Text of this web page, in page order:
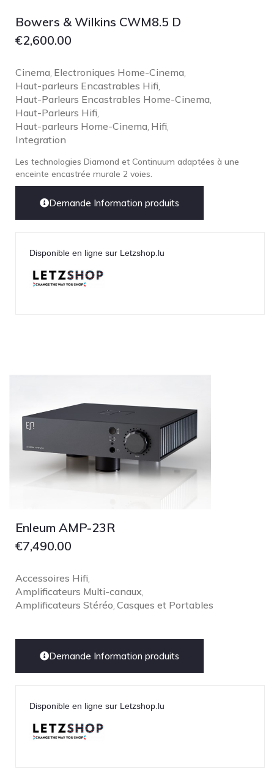
Bowers & Wilkins CWM8.5 D
€2,600.00
Cinema, Electroniques Home-Cinema,
Haut-parleurs Encastrables Hifi,
Haut-Parleurs Encastrables Home-Cinema,
Haut-Parleurs Hifi,
Haut-parleurs Home-Cinema, Hifi,
Integration
Les technologies Diamond et Continuum adaptées à une
enceinte encastrée murale 2 voies.
Demande Information produits
Disponible en ligne sur Letzshop.lu
Enleum AMP-23R
€7,490.00
Accessoires Hifi
Amplificateurs Multi-canaux
Amplificateurs Stéréo Casques et Portables
Demande Information produits
Disponible en ligne sur Letzshop.lu